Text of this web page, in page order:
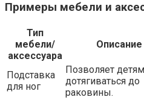
Примеры мебели и
Тип
мебели/
аксессуара
Описание
Подставка
для ног
Позволяет детям
дотягиваться до
раковины.